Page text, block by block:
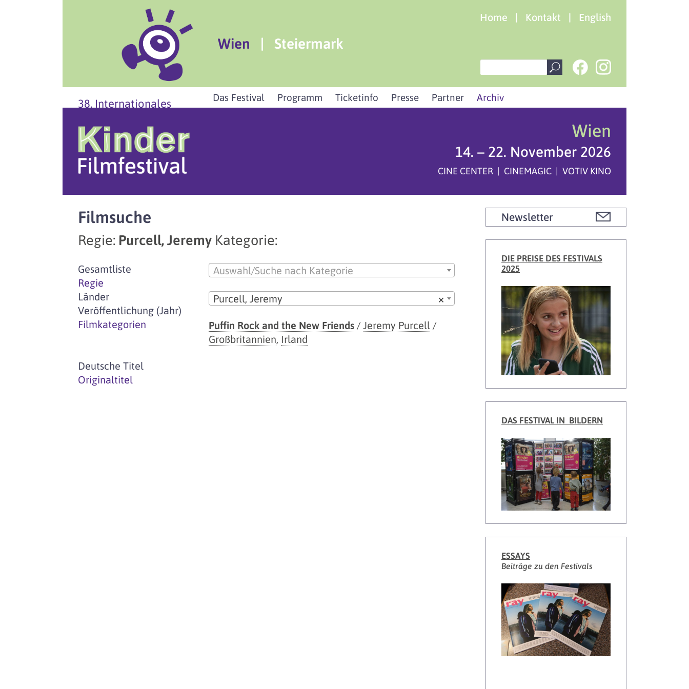
Home | Kontakt | English
Wien | Steiermark
38. Internationales Das Festival Programm Ticketinfo Presse Partner Archiv
Wien
14. – 22. November 2026
CINE CENTER | CINEMAGIC | VOTIV KINO
Filmsuche
Regie: Purcell, Jeremy Kategorie:
Gesamtliste
Regie
Länder
Veröffentlichung (Jahr)
Filmkategorien
Deutsche Titel
Originaltitel
Auswahl/Suche nach Kategorie
×
Purcell, Jeremy
Puffin Rock and the New Friends / Jeremy Purcell /
Großbritannien Irland
Newsletter
DIE PREISE DES FESTIVALS
2025
DAS FESTIVAL IN BILDERN
ESSAYS
Beiträge zu den Festivals